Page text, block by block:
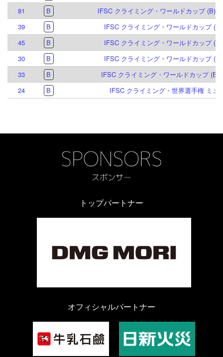
81
B
IFSC クライミング・ワールドカップ (B)
39
B
IFSC クライミング・ワールドカップ
45
B
IFSC クライミング・ワールドカップ
30
B
IFSC クライミング・ワールドカップ
33
B
IFSC クライミング・ワールドカップ (B)
24
B IFSC クライミング・世界選手権 ミュ
トップパートナー
オフィシャルパートナー